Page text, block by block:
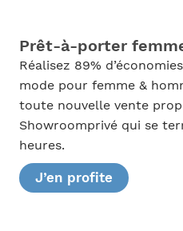
Prêt-à-porter
Réalisez 89%
mode pour femme &
toute nouvelle vente
Showroomprivé qui se
heures.
J’en profite